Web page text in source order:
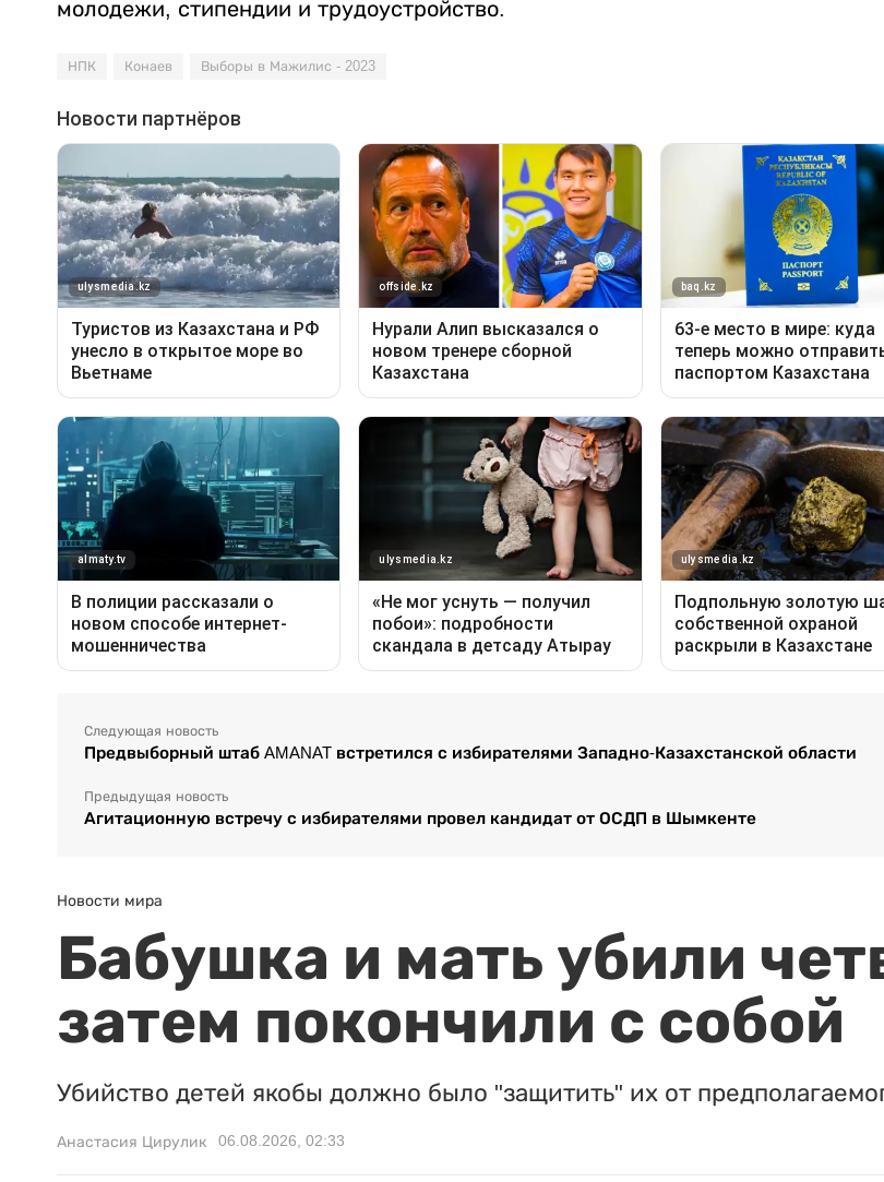
молодежи, стипендии и трудоустройство.
НПК Конаев Выборы в Мажилис - 2023
Следующая новость
Предвыборный штаб AMANAT встретился с избирателями Западно-Казахстанской области
Предыдущая новость
Агитационную встречу с избирателями провел кандидат от ОСДП в Шымкенте
Новости мира
Бабушка и мать убили
затем покончили с собой
Убийство детей якобы должно было "защитить" их от
Анастасия Цирулик 06.08.2026, 02:33